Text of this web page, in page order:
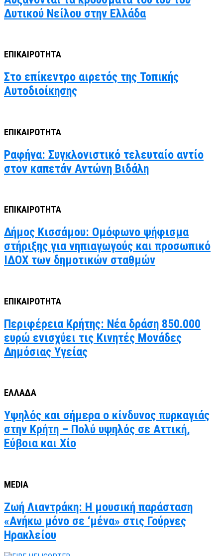
Δυτικού Νείλου στην Ελλάδα
ΕΠΙΚΑΙΡΟΤΗΤΑ
Στο επίκεντρο αιρετός της Τοπικής
Αυτοδιοίκησης
ΕΠΙΚΑΙΡΟΤΗΤΑ
Ραφήνα: Συγκλονιστικό τελευταίο αντίο
στον καπετάν Αντώνη Βιδάλη
ΕΠΙΚΑΙΡΟΤΗΤΑ
Δήμος Κισσάμου: Ομόφωνο ψήφισμα
στήριξης για νηπιαγωγούς και προσωπικό
ΙΔΟΧ των δημοτικών σταθμών
ΕΠΙΚΑΙΡΟΤΗΤΑ
Περιφέρεια Κρήτης: Νέα δράση 850.000
ευρώ ενισχύει τις Κινητές Μονάδες
Δημόσιας Υγείας
ΕΛΛΑΔΑ
Υψηλός και σήμερα ο κίνδυνος πυρκαγιάς
στην Κρήτη – Πολύ υψηλός σε Αττική,
Εύβοια και Χίο
MEDIA
Ζωή Λιαντράκη: Η μουσική παράσταση
«Ανήκω μόνο σε ‘μένα» στις Γούρνες
Ηρακλείου